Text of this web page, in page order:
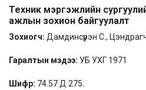
Техник мэргэжлийн
ажлын зохион байгуулалт
Зохиогч: Дамдинсүрэн С.,
Гаралтын мэдээ: УБ УХГ 1971
Шифр: 74.57 Д 275.